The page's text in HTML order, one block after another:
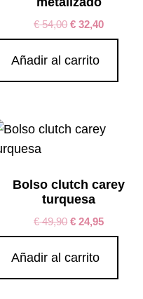
€54,00 € 32,40
Añadir al carrito
Bolso clutch carey
turquesa
€49,90 € 24,95
Añadir al carrito